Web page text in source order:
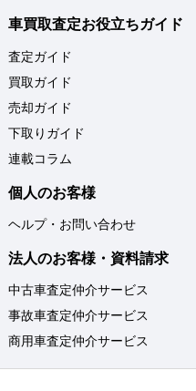
車買取査定お役立ちガイド
査定ガイド
買取ガイド
売却ガイド
下取りガイド
連載コラム
個人のお客様
ヘルプ・お問い合わせ
法人のお客様・資料請求
中古車査定仲介サービス
事故車査定仲介サービス
商用車査定仲介サービス